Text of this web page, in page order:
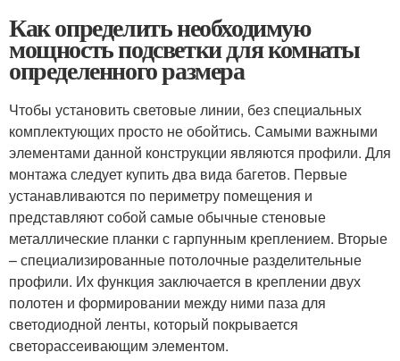
Как определить необходимую
мощность подсветки для комнаты
определенного размера
Чтобы установить световые линии, без специальных
комплектующих просто не обойтись. Самыми важными
элементами данной конструкции являются профили. Для
монтажа следует купить два вида багетов. Первые
устанавливаются по периметру помещения и
представляют собой самые обычные стеновые
металлические планки с гарпунным креплением. Вторые
– специализированные потолочные разделительные
профили. Их функция заключается в креплении двух
полотен и формировании между ними паза для
светодиодной ленты, который покрывается
светорассеивающим элементом.